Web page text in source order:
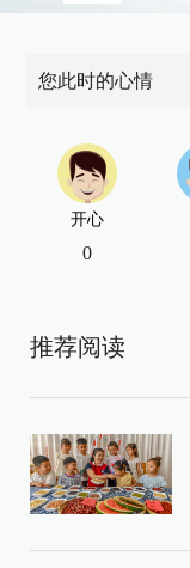
您此时的心情
开心
0
推荐阅读